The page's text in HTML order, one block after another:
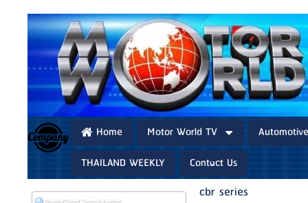
Home Motor World TV
THAILAND WEEKLY
Contact Us
cbr series